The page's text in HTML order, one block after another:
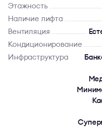
Этажность
Наличие лифта
Вентиляция
Кондиционирование
Инфраструктура